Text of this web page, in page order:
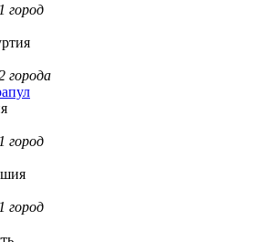
1 город
города
1 город
1 город